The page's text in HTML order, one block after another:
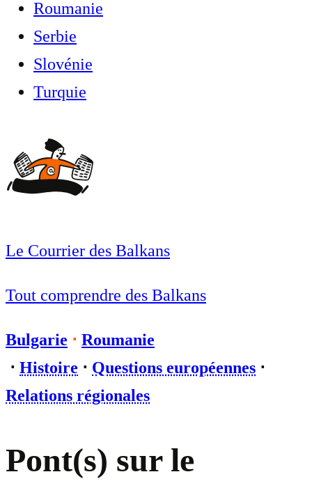
Roumanie
Serbie
Slovénie
Turquie
Le Courrier des Balkans
Tout comprendre des Balkans
Bulgarie ⋅ Roumanie
⋅ Histoire ⋅ Questions européennes ⋅
Relations régionales
Pont(s) sur le